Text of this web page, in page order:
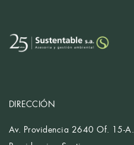
DIRECCIÓN
Av. Providencia 2640 Of. 15-A.